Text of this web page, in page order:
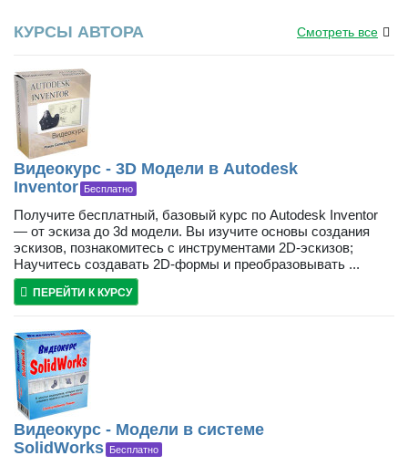
КУРСЫ АВТОРА Смотреть все
Видеокурс - 3D Модели в Autodesk
Inventor Бесплатно
Получите бесплатный, базовый курс по Autodesk Inventor
— от эскиза до 3d модели. Вы изучите основы создания
эскизов, познакомитесь с инструментами 2D-эскизов;
Научитесь создавать 2D-формы и преобразовывать ...
ПЕРЕЙТИ К КУРСУ
Видеокурс - Модели в системе
SolidWorks Бесплатно